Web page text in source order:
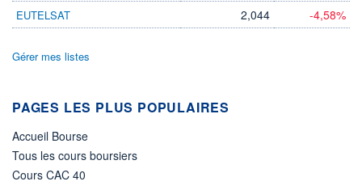
DERNIER
ÉCHANGE
EUTELSAT 2,044 -4,58%
Gérer mes listes
PAGES LES PLUS POPULAIRES
Accueil Bourse
Tous les cours boursiers
Cours CAC 40